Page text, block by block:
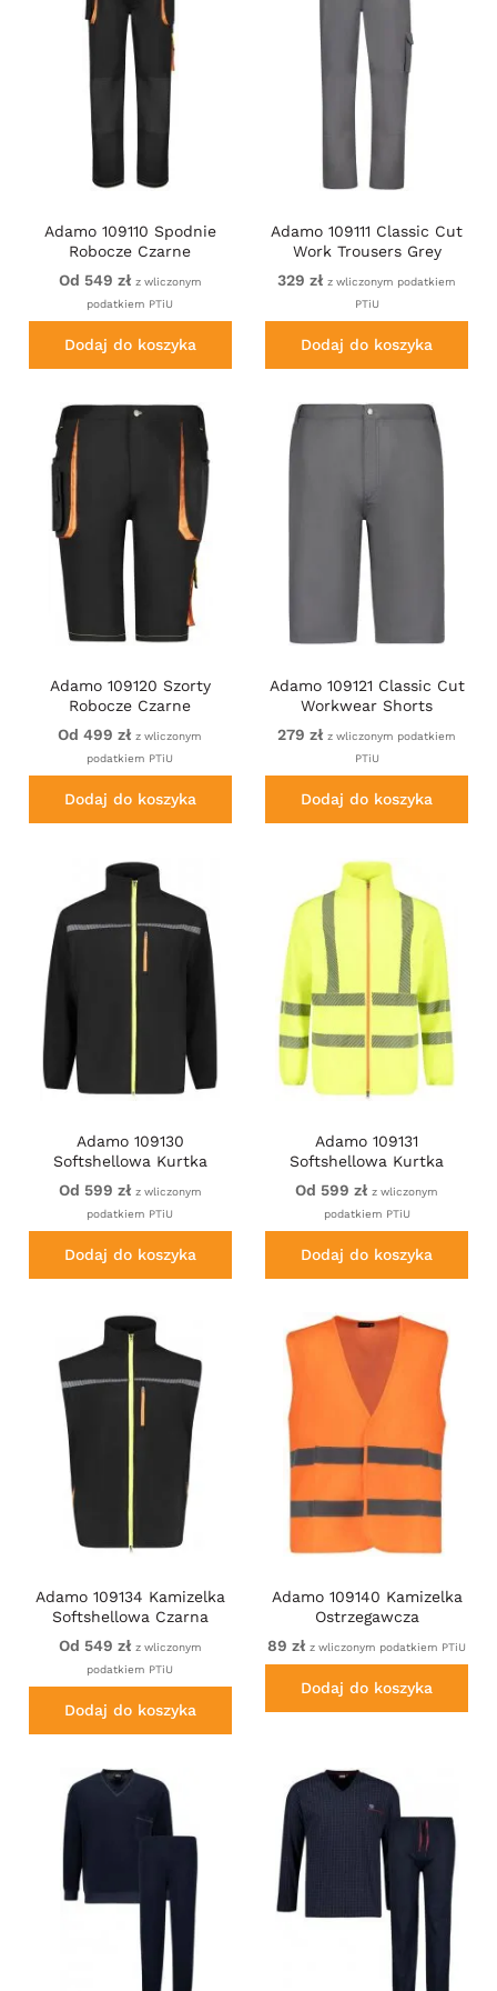
Adamo 109110 Spodnie
Robocze Czarne
Od 549 zł z wliczonym
podatkiem PTiU
Dodaj do koszyka
Adamo 109111 Classic Cut
Work Trousers Grey
329 zł z wliczonym podatkiem
PTiU
Dodaj do koszyka
Adamo 109120 Szorty
Robocze Czarne
Od 499 zł z wliczonym
podatkiem PTiU
Dodaj do koszyka
Adamo 109121 Classic Cut
Workwear Shorts
Graphite Grey
279 zł z wliczonym podatkiem
PTiU
Dodaj do koszyka
Adamo 109130
Softshellowa Kurtka
Robocza Czarna
Od 599 zł z wliczonym
podatkiem PTiU
Dodaj do koszyka
Adamo 109131
Softshellowa Kurtka
Ostrzegawcza Żółta
Od 599 zł z wliczonym
podatkiem PTiU
Dodaj do koszyka
Adamo 109134 Kamizelka
Softshellowa Czarna
Od 549 zł z wliczonym
podatkiem PTiU
Dodaj do koszyka
Adamo 109140 Kamizelka
Ostrzegawcza
89 zł z wliczonym podatkiem PTiU
Dodaj do koszyka